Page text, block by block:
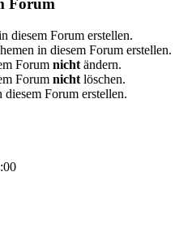
Forum
diesem Forum erstellen.
in diesem Forum erstellen.
Forum nicht ändern.
Forum nicht löschen.
diesem Forum erstellen.